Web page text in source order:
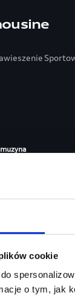
cookie
o tym, jak